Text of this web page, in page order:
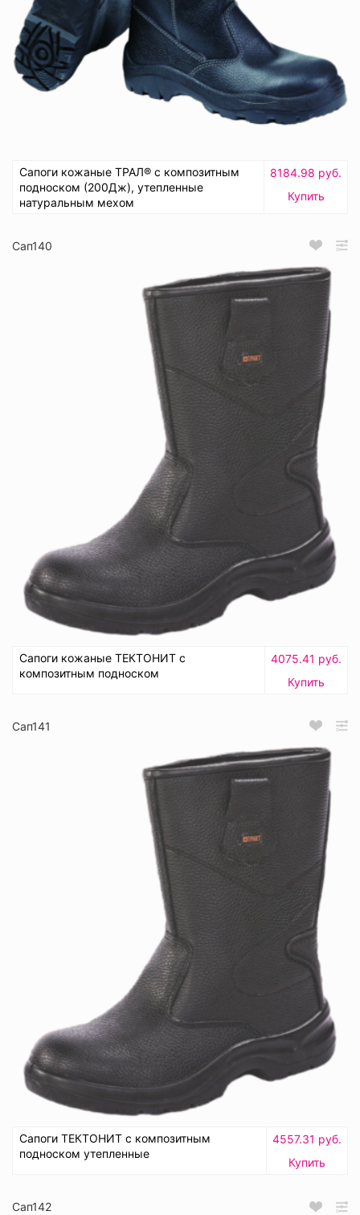
Сапоги кожаные ТРАЛ® с композитным
подноском (200Дж), утепленные
натуральным мехом
8184.98 руб.
Купить
Сап140
Сапоги кожаные ТЕКТОНИТ с
композитным подноском
4075.41 руб.
Купить
Сап141
Сапоги ТЕКТОНИТ с композитным
подноском утепленные
4557.31 руб.
Купить
Сап142